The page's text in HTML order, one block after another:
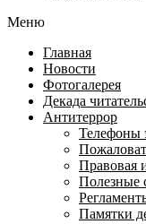
Меню
Главная
Новости
Фотогалерея
Декада
Антитеррор
Телефоны
Правовая
Полезные
Памятки